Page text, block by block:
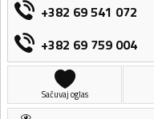
+382 69 541 072
+382 69 759 004
Sačuvaj oglas